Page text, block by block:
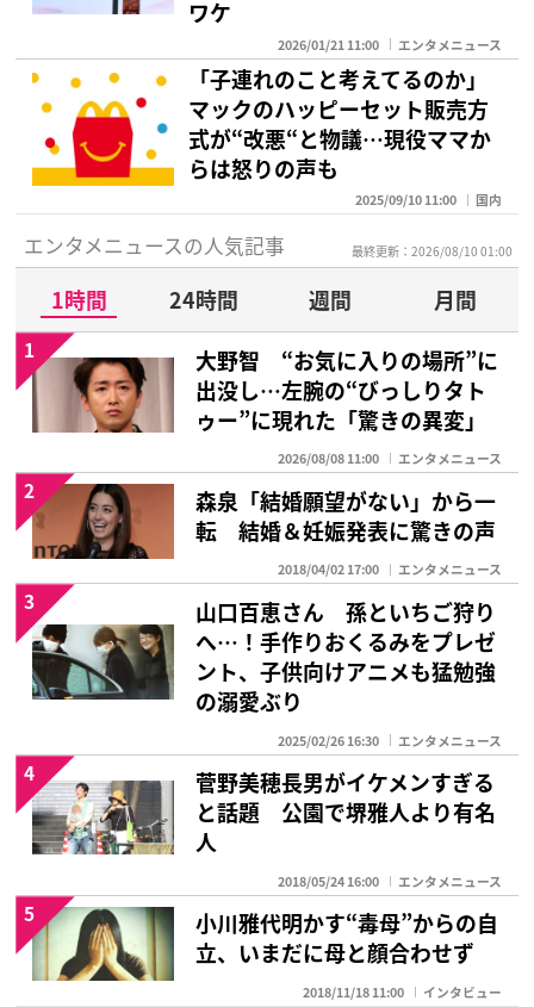
ワケ
2026/01/21 11:00 エンタメニュース
「子連れのこと考えてるのか」
マックのハッピーセット販売方
式が“改悪“と物議…現役ママか
らは怒りの声も
2025/09/10 11:00 国内
エンタメニュースの人気記事 最終更新：2026/08/10 01:00
1時間 24時間 週間
月間
大野智 “お気に入りの場所”に
出没し…左腕の“びっしりタト
ゥー”に現れた「驚きの異変」
2026/08/08 11:00 エンタメニュース
1
森泉「結婚願望がない」から一
転 結婚＆妊娠発表に驚きの声
2018/04/02 17:00 エンタメニュース
2
山口百恵さん 孫といちご狩り
へ…！手作りおくるみをプレゼ
ント、子供向けアニメも猛勉強
の溺愛ぶり
2025/02/26 16:30 エンタメニュース
3
菅野美穂長男がイケメンすぎる
と話題 公園で堺雅人より有名
人
2018/05/24 16:00 エンタメニュース
4
小川雅代明かす“毒母”からの自
立、いまだに母と顔合わせず
2018/11/18 11:00 インタビュー
5